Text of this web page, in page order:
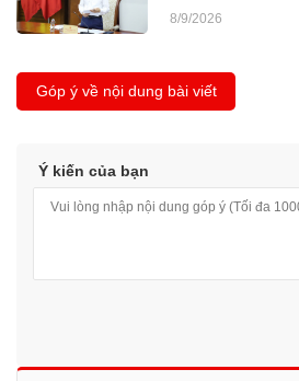
8/9/2026
Góp ý về nội dung bài viết
Ý kiến của bạn